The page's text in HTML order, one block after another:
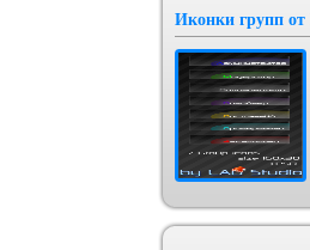
Иконки групп от